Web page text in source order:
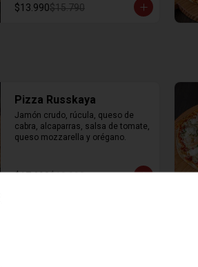
$13.990$15.790
Pizza Russkaya
Jamón crudo, rúcula, queso de
cabra, alcaparras, salsa de tomate,
queso mozzarella y orégano.
$17.690$19.990